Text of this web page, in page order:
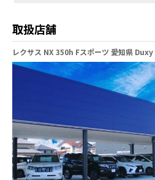
取扱店舗
レクサス NX 350h Fスポーツ 愛知県